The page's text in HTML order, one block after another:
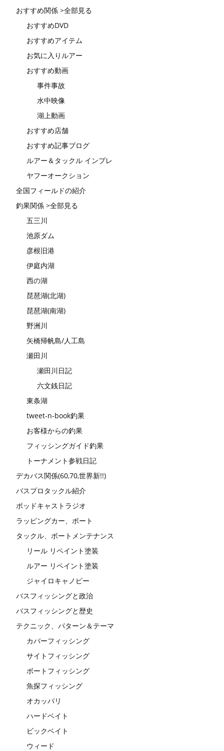
おすすめ関係 >全部見る
おすすめDVD
おすすめアイテム
お気に入りルアー
おすすめ動画
事件事故
水中映像
湖上動画
おすすめ店舗
おすすめ記事ブログ
ルアー＆タックル インプレ
ヤフーオークション
全国フィールドの紹介
釣果関係 >全部見る
五三川
池原ダム
彦根旧港
伊庭内湖
西の湖
琵琶湖(北湖)
琵琶湖(南湖)
野洲川
矢橋帰帆島/人工島
瀬田川
瀬田川日記
六文銭日記
東条湖
tweet-n-book釣果
お客様からの釣果
フィッシングガイド釣果
トーナメント参戦日記
デカバス関係(60,70,世界新!!)
バスプロタックル紹介
ポッドキャストラジオ
ラッピングカー、ボート
タックル、ボートメンテナンス
リール リペイント塗装
ルアー リペイント塗装
ジャイロキャノピー
バスフィッシングと政治
バスフィッシングと歴史
テクニック、パターン＆テーマ
カバーフィッシング
サイトフィッシング
ボートフィッシング
魚探フィッシング
オカッパリ
ハードベイト
ビックベイト
ウィード